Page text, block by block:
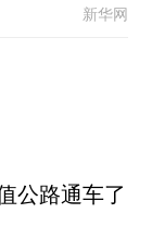
新华网
公路通车了